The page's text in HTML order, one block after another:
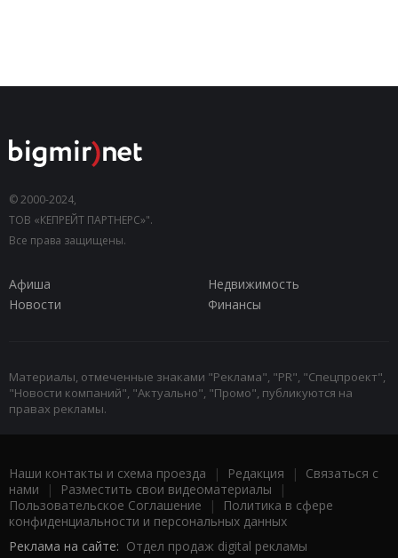
© 2000-2024,
ТОВ «КЕПРЕЙТ ПАРТНЕРС»".
Все права защищены.
Афиша
Недвижимость
Новости
Финансы
Материалы, отмеченные знаками "Реклама", "PR", "Спецпроект",
"Новости компаний", "Актуально", "Промо", публикуются на
правах рекламы.
Наши контакты и схема проезда | Редакция | Связаться с
нами | Разместить свои видеоматериалы |
Пользовательское Соглашение |
Политика в сфере
конфиденциальности и персональных данных
Реклама на сайте: Отдел продаж digital рекламы